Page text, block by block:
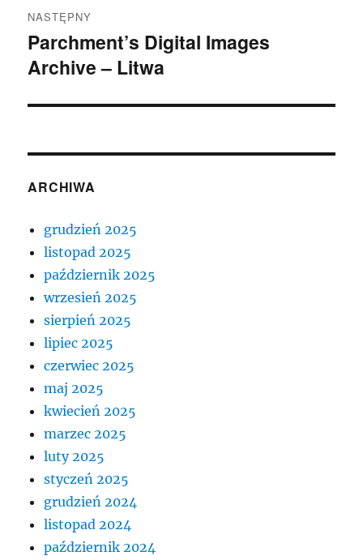
NASTĘPNY
Następny
wpis:
Parchment’s Digital Images
Archive – Litwa
ARCHIWA
grudzień 2025
listopad 2025
październik 2025
wrzesień 2025
sierpień 2025
lipiec 2025
czerwiec 2025
maj 2025
kwiecień 2025
marzec 2025
luty 2025
styczeń 2025
grudzień 2024
listopad 2024
październik 2024